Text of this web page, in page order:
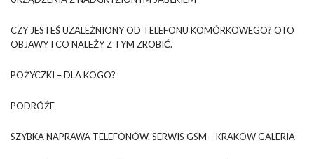
CZY JESTEŚ UZALEŻNIONY OD TELEFONU KOMÓRKOWEGO? OTO
OBJAWY I CO NALEŻY Z TYM ZROBIĆ.
POŻYCZKI – DLA KOGO?
PODRÓŻE
SZYBKA NAPRAWA TELEFONÓW. SERWIS GSM – KRAKÓW GALERIA